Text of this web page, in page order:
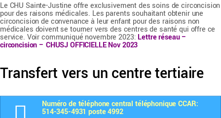
Le CHU Sainte-Justine offre exclusivement des soins de circoncision
pour des raisons médicales. Les parents souhaitant obtenir une
circoncision de convenance à leur enfant pour des raisons non
médicales doivent se tourner vers des centres de santé qui offre ce
service. Voir communiqué novembre 2023: Lettre réseau –
circoncision – CHUSJ OFFICIELLE Nov 2023
Transfert vers un centre tertiaire
Numéro de téléphonecentral téléphonique CCAR:
514-345-4931 poste 4992